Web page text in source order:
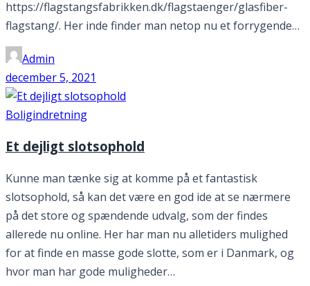
https://flagstangsfabrikken.dk/flagstaenger/glasfiber-
flagstang/. Her inde finder man netop nu et forrygende…
Admin
december 5, 2021
Boligindretning
Et dejligt slotsophold
Kunne man tænke sig at komme på et fantastisk
slotsophold, så kan det være en god ide at se nærmere
på det store og spændende udvalg, som der findes
allerede nu online. Her har man nu alletiders mulighed
for at finde en masse gode slotte, som er i Danmark, og
hvor man har gode muligheder…